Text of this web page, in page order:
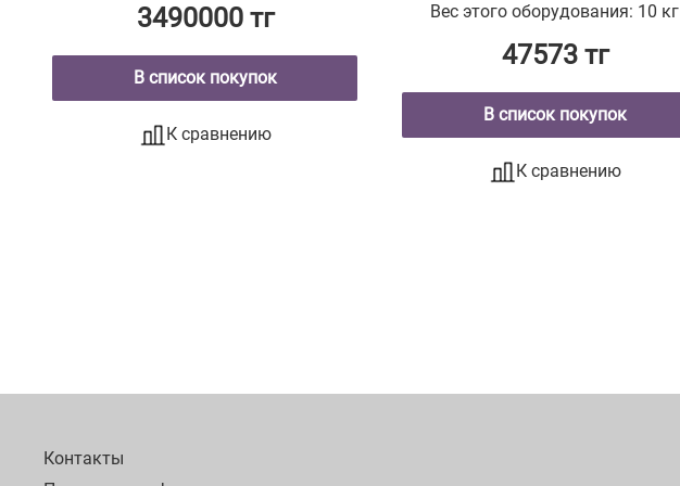
конечностей с
«FamAIR» TVL-0001
3490000 тг
В список покупок
К сравнению
Вес этого оборудования: 10 кг
47573 тг
В список покупок
К сравнению
Контакты